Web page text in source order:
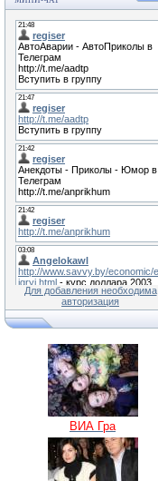
Для добавления необходима
авторизация
ВИА Гра